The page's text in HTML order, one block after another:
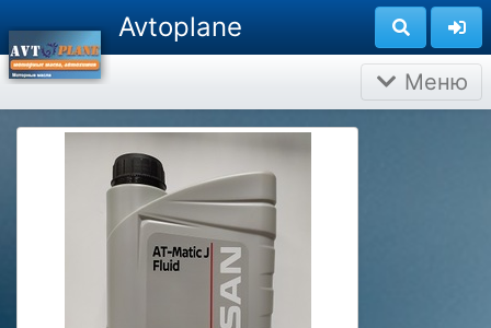
Avtoplane
Меню